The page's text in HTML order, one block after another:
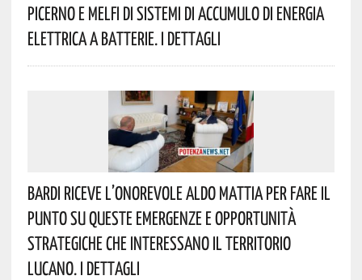
Picerno E Melfi Di Sistemi Di Accumulo Di Energia
Elettrica A Batterie. I Dettagli
Bardi Riceve L’onorevole Aldo Mattia Per Fare Il
Punto Su Queste Emergenze E Opportunità
Strategiche Che Interessano Il Territorio
Lucano. I Dettagli